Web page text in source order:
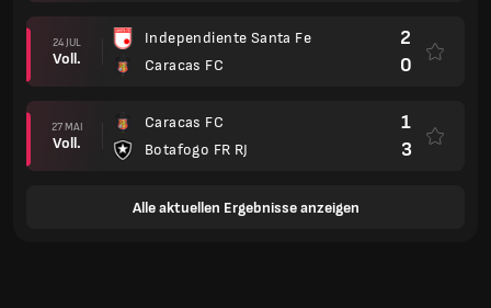
24 JUL
Voll.
Independiente Santa Fe
Caracas FC
2
0
27 MAI
Voll.
Caracas FC
Botafogo FR RJ
1
3
Alle aktuellen Ergebnisse anzeigen